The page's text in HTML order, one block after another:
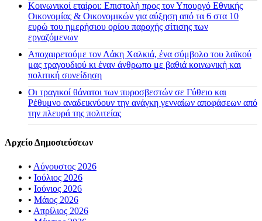
Κοινωνικοί εταίροι: Επιστολή προς τον Υπουργό Εθνικής
Οικονομίας & Οικονομικών για αύξηση από τα 6 στα 10
ευρώ του ημερήσιου ορίου παροχής σίτισης των
εργαζόμενων
Αποχαιρετούμε τον Λάκη Χαλκιά, ένα σύμβολο του λαϊκού
μας τραγουδιού κι έναν άνθρωπο με βαθιά κοινωνική και
πολιτική συνείδηση
Οι τραγικοί θάνατοι των πυροσβεστών σε Γύθειο και
Ρέθυμνο αναδεικνύουν την ανάγκη γενναίων αποφάσεων από
την πλευρά της πολιτείας
Αρχείο Δημοσιεύσεων
• Αύγουστος 2026
• Ιούλιος 2026
• Ιούνιος 2026
• Μάιος 2026
• Απρίλιος 2026